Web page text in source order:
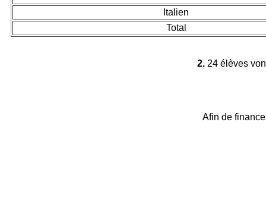
Italien
Total
2.24 élèves
Afin de